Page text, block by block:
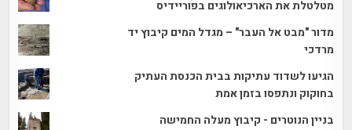
מטלטלת את הארכיאולוגים בפוריידיס
מדור "מבט אל העבר" – מגדל המים קיבוץ יד
מרדכי
הגיעו לשדוד עתיקות בבית הכנסת העתיק
בחוקוק ונתפסו בזמן אמת
בניין הנוטרים - קיבוץ מעלה החמישה